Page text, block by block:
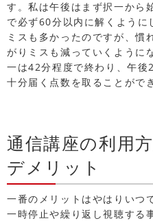
す。私は午後はまず択一から
で必ず60分以内に解くように
ミスも多かったのですが、慣
がりミスも減っていくように
一は42分程度で終わり、午
十分届く点数を取ることがで
通信講座の利用
デメリット
一番のメリットはやはりいつ
一時停止や繰り返し視聴する